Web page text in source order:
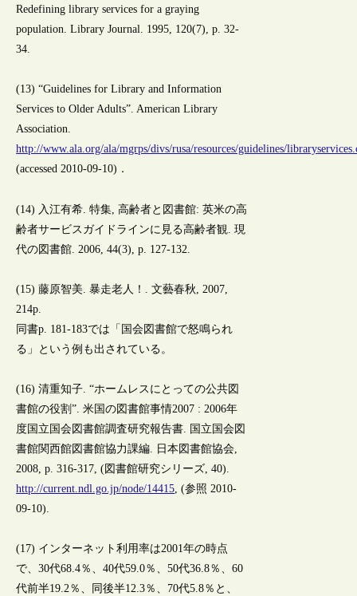
Redefining library services for a graying
population. Library Journal. 1995, 120(7), p. 32-
34.
(13) “Guidelines for Library and Information
Services to Older Adults”. American Library
Association.
http://www.ala.org/ala/mgrps/divs/rusa/resources/guidelines/
(accessed 2010-09-10)．
(14) 入江有希. 特集, 高齢者と図書館: 英米の高
齢者サービスガイドラインに見る高齢者観. 現
代の図書館. 2006, 44(3), p. 127-132.
(15) 藤原智美. 暴走老人！. 文藝春秋, 2007,
214p.
同書p. 181-183では「国会図書館で怒鳴られ
る」という例も出されている。
(16) 清重知子. “ホームレスにとっての公共図
書館の役割”. 米国の図書館事情2007 : 2006年
度国立国会図書館調査研究報告書. 国立国会図
書館関西館図書館協力課編. 日本図書館協会,
2008, p. 316-317, (図書館研究シリーズ, 40).
http://current.ndl.go.jp/node/14415 , (参照 2010-
09-10).
(17) インターネット利用率は2001年の時点
で、30代68.4％、40代59.0％、50代36.8％、60
代前半19.2％、同後半12.3％、70代5.8％と、